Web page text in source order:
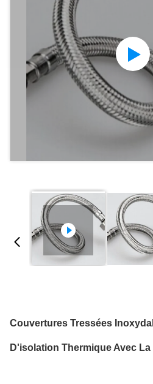
Couvertures Tressées
D'isolation Thermique Avec